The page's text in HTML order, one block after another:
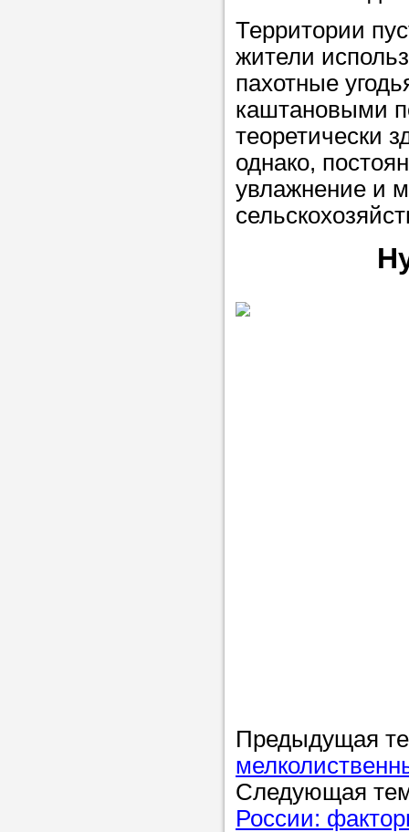
Территории
жители
пахотные
каштановыми
теоретически
однако,
увлажнение и
Предыдущая
Следующая
России: